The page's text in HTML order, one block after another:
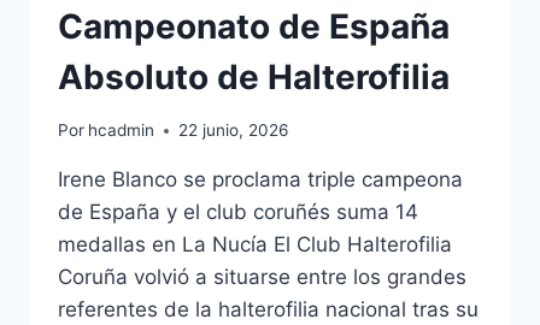
Campeonato de España
Absoluto de Halterofilia
Por hcadmin 22 junio, 2026
Irene Blanco se proclama triple campeona
de España y el club coruñés suma 14
medallas en La Nucía El Club Halterofilia
Coruña volvió a situarse entre los grandes
referentes de la halterofilia nacional tras su